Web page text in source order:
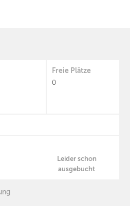
Freie Plätze
0
Leider schon
ausgebucht